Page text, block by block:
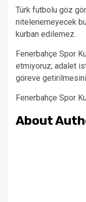
Türk futbolu göz
nitelenemeyecek
kurban edilemez.
Fenerbahçe Spor
etmiyoruz; adalet
göreve
Fenerbahçe Spor
About